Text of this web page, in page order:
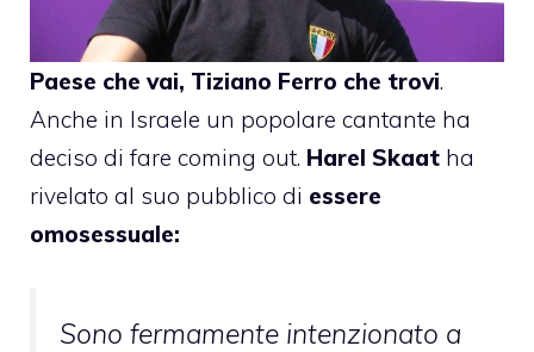
Paese che vai, Tiziano Ferro che trovi.
Anche in Israele un popolare cantante ha
deciso di fare coming out. Harel Skaat ha
rivelato al suo pubblico di essere
omosessuale:
Sono fermamente intenzionato a